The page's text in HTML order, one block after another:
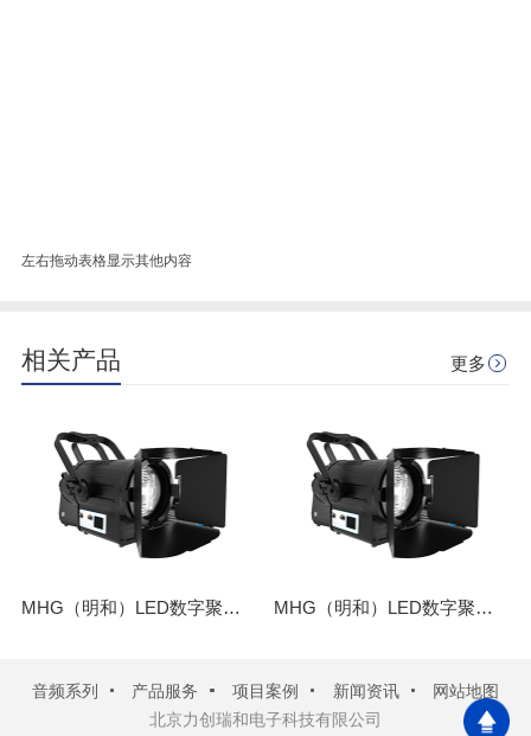
左右拖动表格显示其他内容
相关产品 更多
MHG（明和）LED数字聚光灯 M-L100J-3200/5600WK MHG（明和）LED数字聚光灯 M-L200J-3200/5600WK
音频系列 产品服务 项目案例 新闻资讯
网站地图
北京力创瑞和电子科技有限公司